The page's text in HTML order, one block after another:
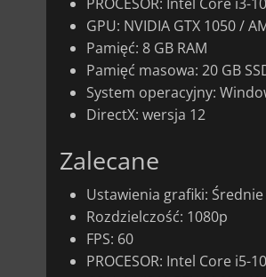
GPU: NVIDIA GTX 1050 /
Pamięć: 8 GB RAM
Pamięć masowa: 20 GB
System operacyjny:
DirectX: wersja 12
Zalecane
Ustawienia grafiki: Średnie
Rozdzielczość: 1080p
FPS: 60
PROCESOR: Intel Core i5-